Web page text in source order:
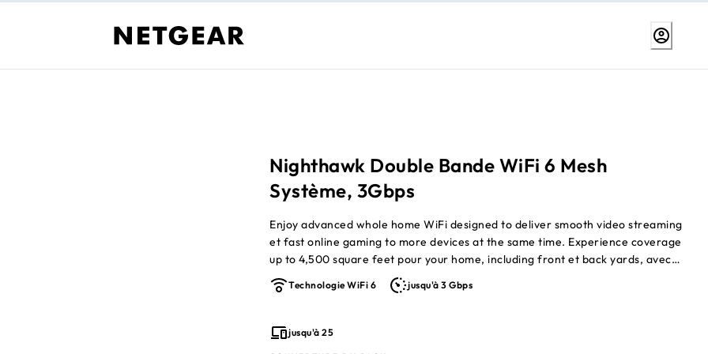
Nighthawk Double Bande WiFi 6 Mesh
Système, 3Gbps
Enjoy advanced whole home WiFi designed to deliver smooth video streaming
et fast online gaming to more devices at the same time. Experience coverage
up to 4,500 square feet pour your home, including front et back yards, avec
combined speeds of 3.0Gbps. † Keep your family safe from online threats
avec an automatic shield of protection pour all your connected devices from
Smart Parental Controls ™ .
Technologie WiFi 6 jusqu'à 3 Gbps
jusqu'à 25